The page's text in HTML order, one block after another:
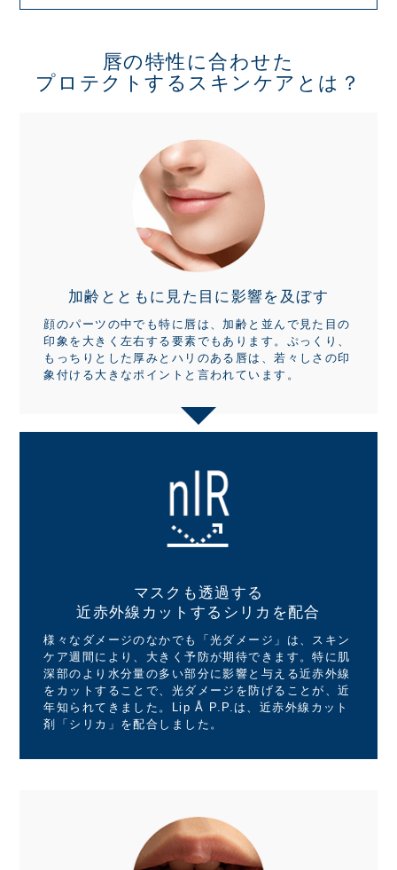
唇の特性に合わせた
プロテクトするスキンケアとは？
加齢とともに見た目に影響を及ぼす
顔のパーツの中でも特に唇は、加齢と並んで見た目の
印象を大きく左右する要素でもあります。ぷっくり、
もっちりとした厚みとハリのある唇は、若々しさの印
象付ける大きなポイントと言われています。
マスクも透過する
近赤外線カットする シリカを配合
様々なダメージのなかでも「光ダメージ」は、スキン
ケア週間により、大きく予防が期待できます。特に肌
深部のより水分量の多い部分に影響と与える近赤外線
をカットすることで、光ダメージを防げることが、近
年知られてきました。Lip Å P.P.は、近赤外線カット
剤「シリカ」を配合しました。